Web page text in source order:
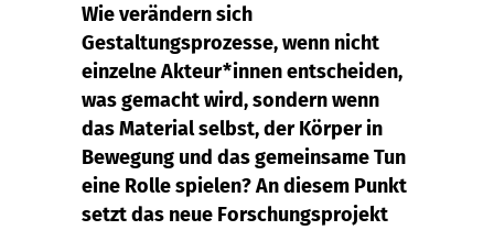
Wie verändern sich
Gestaltungsprozesse, wenn nicht
einzelne Akteur*innen entscheiden,
was gemacht wird, sondern wenn
das Material selbst, der Körper in
Bewegung und das gemeinsame Tun
eine Rolle spielen? An diesem Punkt
setzt das neue Forschungsprojekt